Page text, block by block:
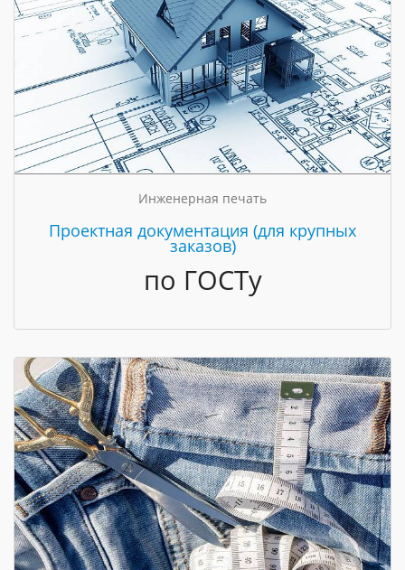
Инженерная печать
Проектная документация (для крупных
заказов)
по ГОСТу